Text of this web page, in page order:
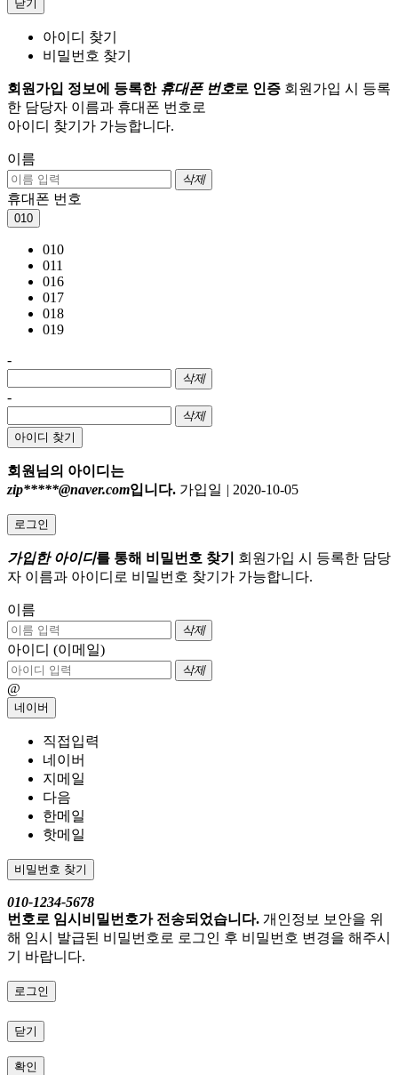
닫기
아이디 찾기
비밀번호 찾기
회원가입 정보에 등록한 휴대폰 번호로 인증 회원가입 시 등록
한 담당자 이름과 휴대폰 번호로
아이디 찾기가 가능합니다.
이름
삭제
휴대폰 번호
010
010
011
016
017
018
019
-
삭제
-
삭제
아이디 찾기
회원님의 아이디는
zip*****@naver.com입니다. 가입일 | 2020-10-05
로그인
가입한 아이디를 통해 비밀번호 찾기
회원가입 시 등록한 담당
자 이름과 아이디로 비밀번호 찾기가 가능합니다.
이름
삭제
아이디 (이메일)
삭제
@
네이버
직접입력
네이버
지메일
다음
한메일
핫메일
비밀번호 찾기
010-1234-5678
번호로 임시비밀번호가 전송되었습니다. 개인정보 보안을 위
해 임시 발급된 비밀번호로 로그인 후 비밀번호 변경을 해주시
기 바랍니다.
로그인
닫기
확인